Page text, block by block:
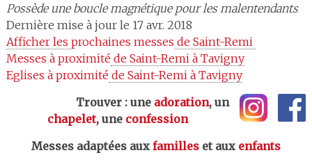
Possède une boucle magnétique pour les malentendants
Dernière mise à jour le 17 avr. 2018
Afficher les prochaines messes de Saint-Remi
Messes à proximité de Saint-Remi à Tavigny
Eglises à proximité de Saint-Remi à Tavigny
Trouver : une adoration, un
chapelet, une confession
Messes adaptées aux familleset aux enfants